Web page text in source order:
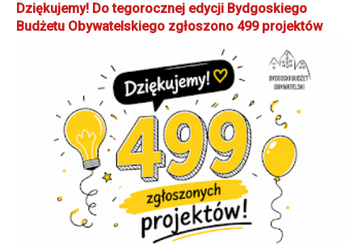
Dziękujemy! Do tegorocznej edycji Bydgoskiego
Budżetu Obywatelskiego zgłoszono 499 projektów